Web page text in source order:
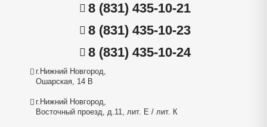
8 (831) 435-10-21
8 (831) 435-10-23
8 (831) 435-10-24
г.Нижний Новгород,
Ошарская, 14 В
г.Нижний Новгород,
Восточный проезд, д.11, лит. Е / лит. К